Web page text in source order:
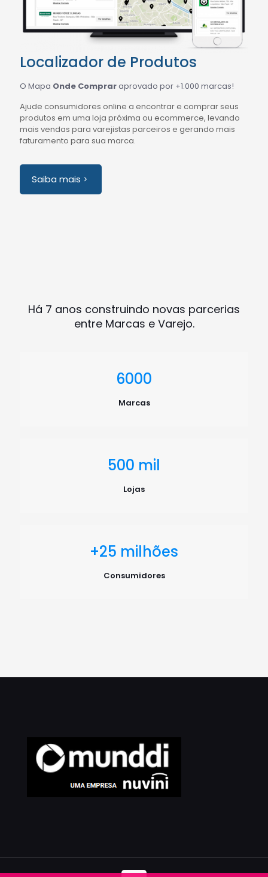
Localizador de Produtos
O Mapa Onde Compraraprovado por +1.000 marcas!
Ajude consumidores online a encontrar e comprar seus
produtos em uma loja próxima ou ecommerce, levando
mais vendas para varejistas parceiros e gerando mais
faturamento para sua marca.
Saiba mais
Há 7 anos construindo novas parcerias
entre Marcas e Varejo.
6000
Marcas
500 mil
Lojas
+25 milhões
Consumidores